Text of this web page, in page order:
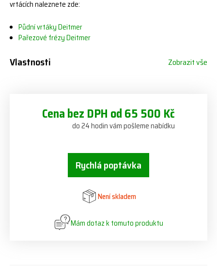
vrtácích naleznete zde:
Půdní vrtáky Deitmer
Pařezové frézy Deitmer
Vlastnosti Zobrazit vše
Cena bez DPH od 65 500 Kč
do 24 hodin vám pošleme nabídku
Rychlá poptávka
Není skladem
Mám dotaz k tomuto produktu